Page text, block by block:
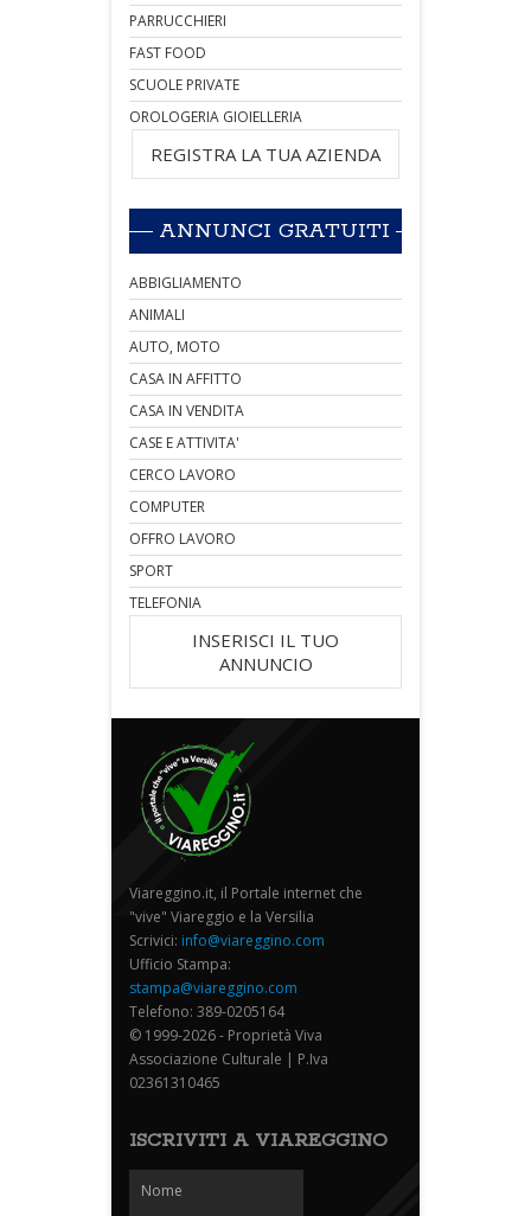
PARRUCCHIERI
FAST FOOD
SCUOLE PRIVATE
OROLOGERIA GIOIELLERIA
REGISTRA LA TUA AZIENDA
ANNUNCI GRATUITI
ABBIGLIAMENTO
ANIMALI
AUTO, MOTO
CASA IN AFFITTO
CASA IN VENDITA
CASE E ATTIVITA'
CERCO LAVORO
COMPUTER
OFFRO LAVORO
SPORT
TELEFONIA
INSERISCI IL TUO
ANNUNCIO
Viareggino.it, il Portale internet che
"vive" Viareggio e la Versilia
Scrivici: info@viareggino.com
Ufficio Stampa:
stampa@viareggino.com
Telefono: 389-0205164
© 1999-2026 - Proprietà Viva
Associazione Culturale | P.Iva
02361310465
ISCRIVITI A VIAREGGINO